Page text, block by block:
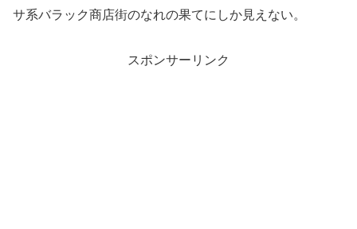
サ系バラック商店街のなれの果てにしか見えない。
スポンサーリンク